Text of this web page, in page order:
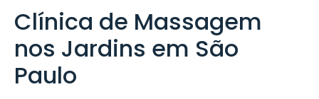
Clínica de Massagem
nos Jardins em São
Paulo